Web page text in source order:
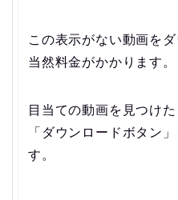
この表示がない動画を
当然料金がかかります。
目当ての動画を見つけ
「ダウンロードボタン
す。